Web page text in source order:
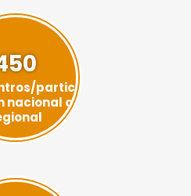
partic
nacional o